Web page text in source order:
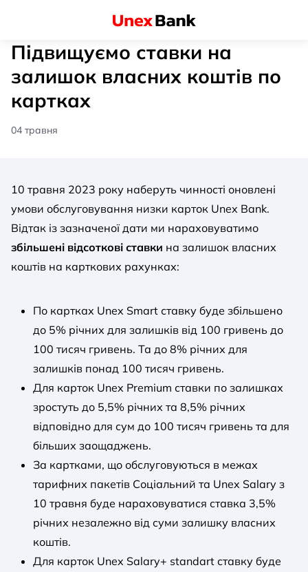
Підвищуємо ставки на
залишок власних коштів по
картках
04 травня
10 травня 2023 року наберуть чинності оновлені
умови обслуговування низки карток Unex Bank.
Відтак із зазначеної дати ми нараховуватимо
збільшені відсоткові ставки на залишок власних
коштів на карткових рахунках:
По картках Unex Smart ставку буде збільшено
до 5% річних для залишків від 100 гривень до
100 тисяч гривень. Та до 8% річних для
залишків понад 100 тисяч гривень.
Для карток Unex Premium ставки по залишках
зростуть до 5,5% річних та 8,5% річних
відповідно для сум до 100 тисяч гривень та для
більших заощаджень.
За картками, що обслуговуються в межах
тарифних пакетів Соціальний та Unex Salary з
10 травня буде нараховуватися ставка 3,5%
річних незалежно від суми залишку власних
коштів.
Для карток Unex Salary+ standart ставку буде